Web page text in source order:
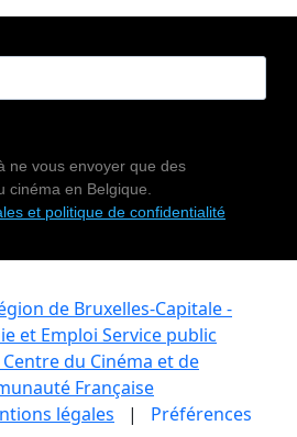
ne vous envoyer que des
cinéma en Belgique.
et politique de confidentialité
de Bruxelles-Capitale -
et Emploi Service public
Centre du Cinéma et de
Française
légales | Préférences